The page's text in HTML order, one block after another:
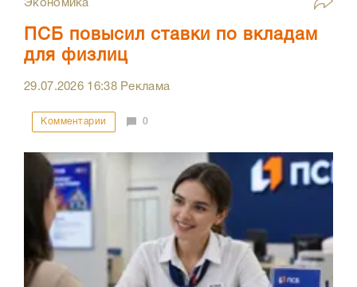
Экономика
ПСБ повысил ставки по вкладам
для физлиц
29.07.2026 16:38Реклама
Комментарии 0